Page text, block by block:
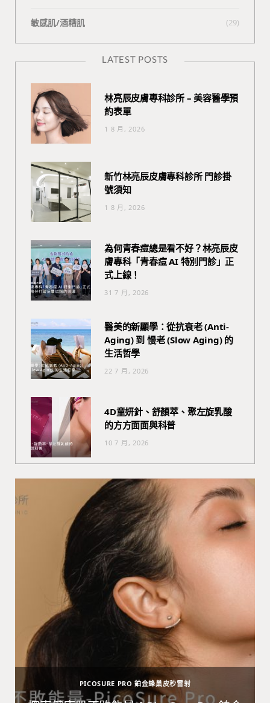
敏感肌/酒糟肌 (29)
LATEST POSTS
林亮辰皮膚專科診所 – 美容醫學預
約表單
1 8 月, 2026
新竹林亮辰皮膚專科診所 門診掛
號須知
1 8 月, 2026
為何青春痘總是看不好？林亮辰皮
膚專科「青春痘 AI 特別門診」正
式上線！
31 7 月, 2026
醫美的新顯學：從抗衰老 (Anti-
Aging) 到 慢老 (Slow Aging) 的
生活哲學
22 7 月, 2026
4D童妍針、舒顏萃、聚左旋乳酸
的方方面面與科普
10 7 月, 2026
PICOSURE PRO 鉑金蜂巢皮秒雷射